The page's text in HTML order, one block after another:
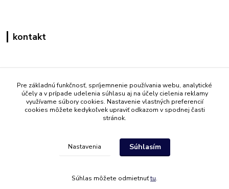
kontakt
+421 908 861 051
(Po - Pia 7:30-15:30)
info@mati.sk
Pre základnú funkčnosť, spríjemnenie používania webu, analytické
účely a v prípade udelenia súhlasu aj na účely cielenia reklamy
využívame súbory cookies. Nastavenie vlastných preferencií
cookies môžete kedykoľvek upraviť odkazom v spodnej časti
stránok.
Nastavenia Súhlasím
Súhlas môžete odmietnuťtu.